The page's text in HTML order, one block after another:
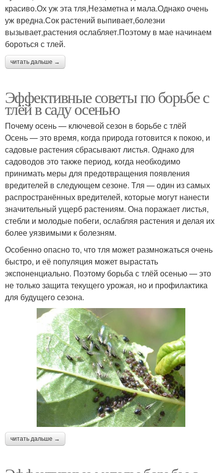
красиво.Ох уж эта тля,Незаметна и мала.Однако очень
уж вредна.Сок растений выпивает,болезни
вызывает,растения ослабляет.Поэтому в мае начинаем
бороться с тлей.
читать дальше →
Эффективные советы по борьбе с
тлёй в саду осенью
Почему осень — ключевой сезон в борьбе с тлёй
Осень — это время, когда природа готовится к покою, и
садовые растения сбрасывают листья. Однако для
садоводов это также период, когда необходимо
принимать меры для предотвращения появления
вредителей в следующем сезоне. Тля — один из самых
распространённых вредителей, которые могут нанести
значительный ущерб растениям. Она поражает листья,
стебли и молодые побеги, ослабляя растения и делая их
более уязвимыми к болезням.
Особенно опасно то, что тля может размножаться очень
быстро, и её популяция может вырастать
экспоненциально. Поэтому борьба с тлёй осенью — это
не только защита текущего урожая, но и профилактика
для будущего сезона.
читать дальше →